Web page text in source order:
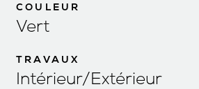
COULEUR
Vert
TRAVAUX
Intérieur/Extérieur